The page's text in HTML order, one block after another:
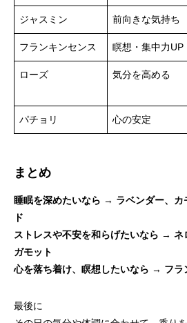
ジャスミン 前向きな気持ち
フランキンセンス 瞑想・集中力UP
ローズ 気分を高める
パチョリ 心の安定
まとめ
睡眠を深めたいなら → ラベンダー、カ
ド
ストレスや不安を和らげたいなら → ネ
ガモット
心を落ち着け、瞑想したいなら → フラ
最後に